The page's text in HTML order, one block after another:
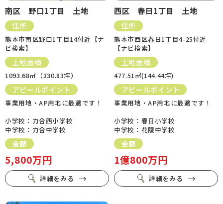
南区 野口1丁目 土地
住所
熊本市南区野口1丁目14付近【ナ
ビ検索】
土地面積
1093.68㎡（330.83坪）
アピールポイント
事業用地・AP用地に最適です！
小学校：力合西小学校
中学校：力合中学校
金額
5,800万円
詳細をみる
西区 春日1丁目 土地
住所
熊本市西区春日1丁目4-25付近
【ナビ検索】
土地面積
477.51㎡(144.44坪)
アピールポイント
事業用地・AP用地に最適です！
小学校：春日小学校
中学校：花陵中学校
金額
1億800万円
詳細をみる